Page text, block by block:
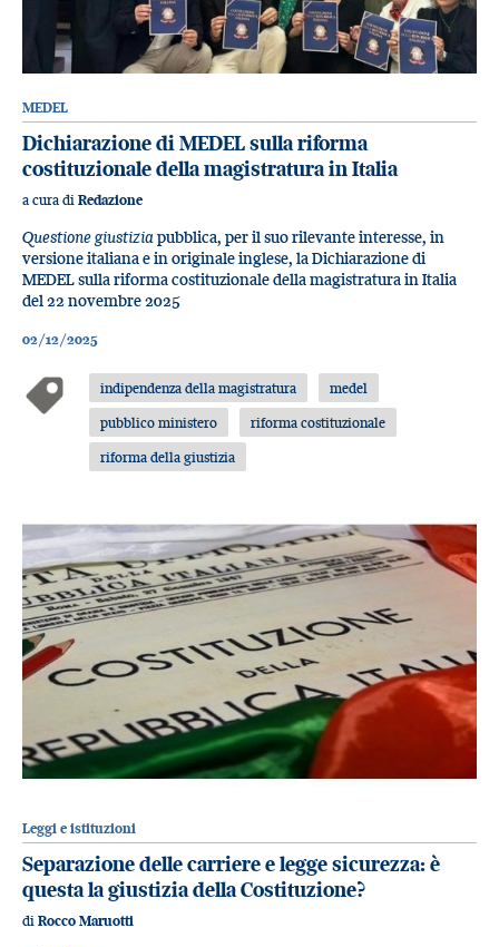
MEDEL
Dichiarazione di MEDEL sulla riforma
costituzionale della magistratura in Italia
a cura di Redazione
Questione giustiziapubblica, per il suo rilevante interesse, in
versione italiana e in originale inglese, la Dichiarazione di
MEDEL sulla riforma costituzionale della magistratura in Italia
del 22 novembre 2025
02/12/2025
indipendenza della magistratura
medel
pubblico ministero
riforma costituzionale
riforma della giustizia
Leggi e istituzioni
Separazione delle carriere e legge sicurezza: è
questa la giustizia della Costituzione?
di Rocco Maruotti